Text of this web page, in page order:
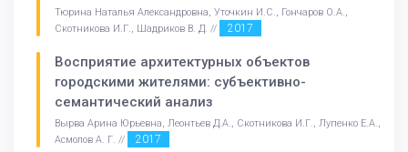
Тюрина Наталья Александровна, Уточкин И.С., Гончаров О.А.,
Скотникова И.Г., Шадриков В. Д. //
2017
Восприятие архитектурных объектов
городскими жителями: субъективно-
семантический анализ
Вырва Арина Юрьевна, Леонтьев Д.А., Скотникова И.Г., Лупенко Е.А.,
Асмолов А. Г. //
2017